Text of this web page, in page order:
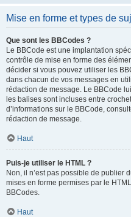
Mise en forme et types de
Que sont les BBCodes ?
Le BBCode est une implantation
contrôle de mise en forme des
décider si vous pouvez utiliser les
dans chacun de vos messages en
rédaction de message. Le BBCode
les balises sont incluses entre
d’informations sur le BBCode,
rédaction de message.
Haut
Puis-je utiliser le HTML ?
Non, il n’est pas possible de publier
mises en forme permises par le
BBCodes.
Haut